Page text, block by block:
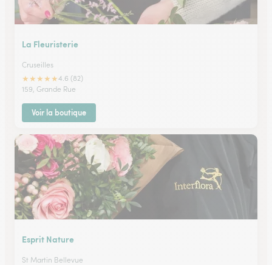
La Fleuristerie
Cruseilles
★★★★★4.6 (82)
159, Grande Rue
Voir la boutique
Esprit Nature
St Martin Bellevue